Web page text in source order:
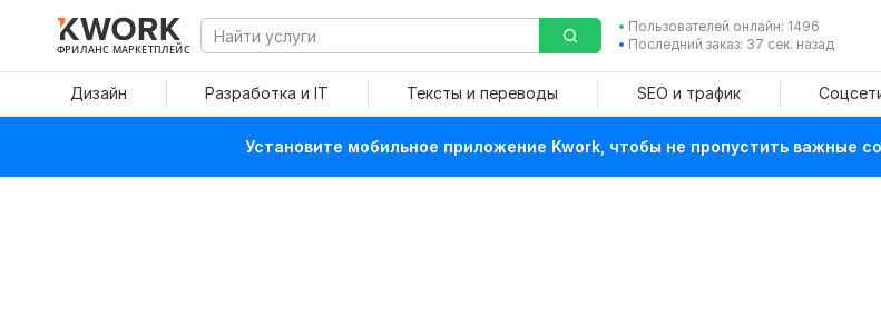
ФРИЛАНС МАРКЕТПЛЕЙС
Пользователей онлайн: 1496
Последний заказ: 37 сек. назад
Дизайн Разработка и IT Тексты и переводы SEO и трафик
Установите мобильное приложение Kwork, чтобы не пропустить важные